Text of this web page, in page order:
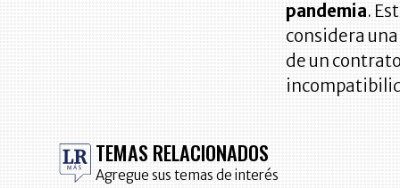
pandemia.
considera
de un
TEMAS RELACIONADOS
Agregue sus temas de interés